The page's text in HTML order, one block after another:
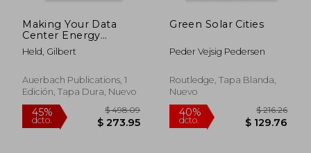
Making Your Data
Center Energy
Efficient (en Inglés)
Held, Gilbert
Auerbach Publications, 1
Edición, Tapa Dura, Nuevo
Green Solar Cities
Peder Vejsig Pedersen
Routledge, Tapa Blanda,
Nuevo